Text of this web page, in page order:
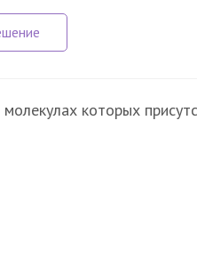
которых